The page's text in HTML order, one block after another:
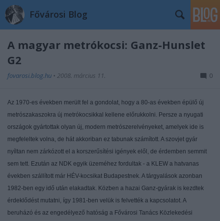
Fővárosi Blog
A magyar metrókocsi: Ganz-Hunslet
G2
fovarosi.blog.hu • 2008. március 11. 0
Az 1970-es években merült fel a gondolat, hogy a 80-as években épülő új
metrószakaszokra új metrókocsikkal kellene előrukkolni. Persze a nyugati
országok gyártottak olyan új, modern metrószerelvényeket, amelyek ide is
megfeleltek volna, de hát akkoriban ez tabunak számított. A szovjet gyár
nyíltan nem zárkózott el a korszerűsítési igények elől, de érdemben semmit
sem tett. Ezután az NDK egyik üzeméhez fordultak - a KLEW a hatvanas
években szállított már HÉV-kocsikat Budapestnek. A tárgyalások azonban
1982-ben egy idő után elakadtak. Közben a hazai Ganz-gyárak is kezdtek
érdeklődést mutatni, így 1981-ben velük is felvették a kapcsolatot. A
beruházó és az engedélyező hatóság a Fővárosi Tanács Közlekedési